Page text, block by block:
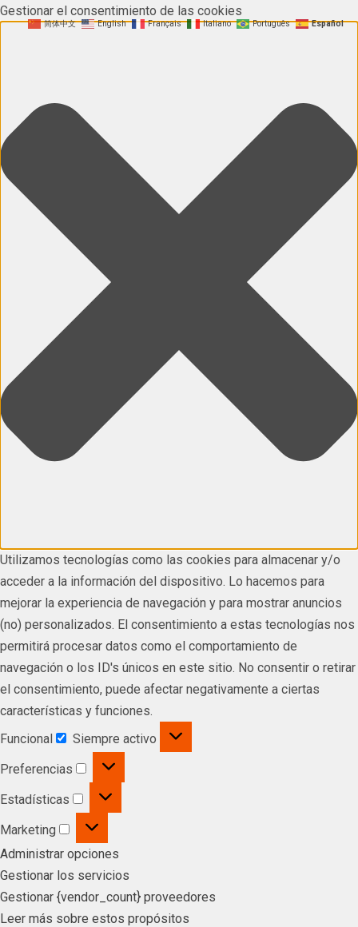
Gestionar el consentimiento de las cookies
Utilizamos tecnologías como las cookies para almacenar y/o
acceder a la información del dispositivo. Lo hacemos para
mejorar la experiencia de navegación y para mostrar anuncios
(no) personalizados. El consentimiento a estas tecnologías nos
permitirá procesar datos como el comportamiento de
navegación o los ID's únicos en este sitio. No consentir o retirar
el consentimiento, puede afectar negativamente a ciertas
características y funciones.
Funcional
Siempre activo
Preferencias
Estadísticas
Marketing
Administrar opciones
Gestionar los servicios
Gestionar {vendor_count} proveedores
Leer más sobre estos propósitos
简体中文 English Français Italiano Português Español